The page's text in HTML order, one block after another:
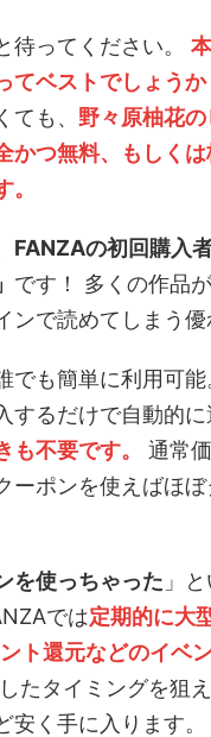
待ってください。
てベストでしょうか
も、 野々原柚花
かつ無料、もしく
FANZAの初回購入
です！ 多くの作品が
ンで読めてしまう優
でも簡単に利用可
するだけで自動的
も不要です。
通常
ーポンを使えばほ
を使っちゃった 」
では定期的に大
ト還元などのイベ
たタイミングを狙
安く手に入ります。